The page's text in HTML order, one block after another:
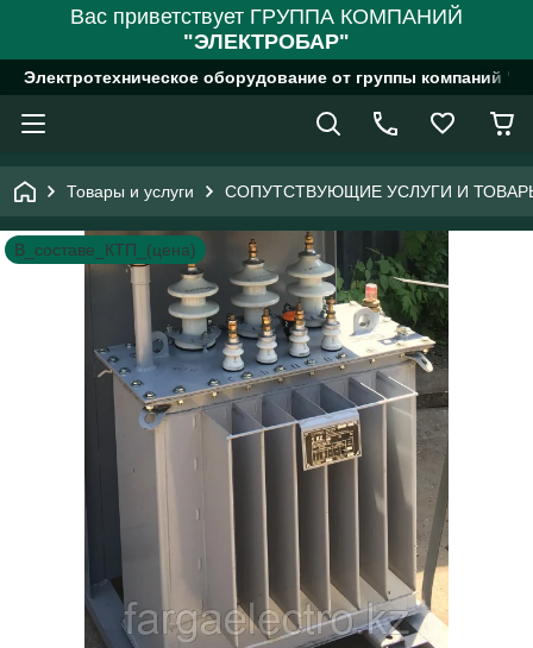
Вас приветствует ГРУППА КОМПАНИЙ
"ЭЛЕКТРОБАР"
Электротехническое оборудование от группы компаний
Товары и услуги СОПУТСТВУЮЩИЕ УСЛУГИ И
В_составе_КТП_(цена)